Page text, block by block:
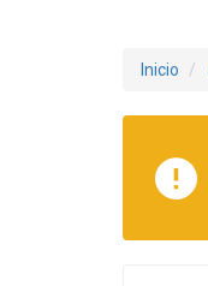
Inicio